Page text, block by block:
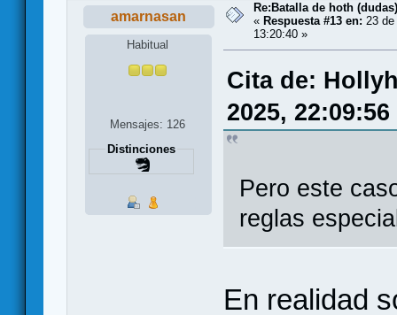
amarnasan
Habitual
Mensajes: 126
Distinciones
Re:Batalla de hoth (dudas)
« Respuesta #13 en: 23
13:20:40 »
Cita de:
2025, 22:09:56
Pero este
reglas
En realidad